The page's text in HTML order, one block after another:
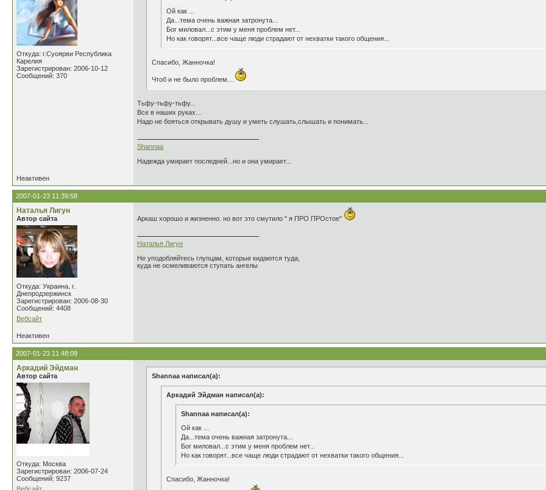
Откуда: г.Суоярви Республика
Карелия
Зарегистрирован: 2006-10-12
Сообщений: 370
Ой как ...
Да...тема очень важная затронута...
Бог миловал...с этим у меня проблем нет...
Но как говорят...все чаще люди страдают от нехватки такого общения...
Спасибо, Жанночка!
Чтоб и не было проблем....
Тьфу-тьфу-тьфу...
Все в наших руках...
Надо не бояться открывать душу и уметь слушать,слышать и понимать...
Shannaa
Надежда умирает последней...но и она умирает...
Неактивен
2007-01-23 11:39:58
Наталья Лигун
Автор сайта
Откуда: Украина, г.
Днепродзержинск
Зарегистрирован: 2006-08-30
Сообщений: 4408
Вебсайт
Аркаш хорошо и жизненно. но вот это смутило " я ПРО ПРОстое"
Наталья Лигун
Не уподобляйтесь глупцам, которые кидаются туда,
куда не осмеливаются ступать ангелы
Неактивен
2007-01-23 11:48:09
Аркадий Эйдман
Автор сайта
Откуда: Москва
Зарегистрирован: 2006-07-24
Сообщений: 9237
Shannaa написал(а):
Аркадий Эйдман написал(а):
Shannaa написал(а):
Ой как ...
Да...тема очень важная затронута...
Бог миловал...с этим у меня проблем нет...
Но как говорят...все чаще люди страдают от нехватки такого общения...
Спасибо, Жанночка!